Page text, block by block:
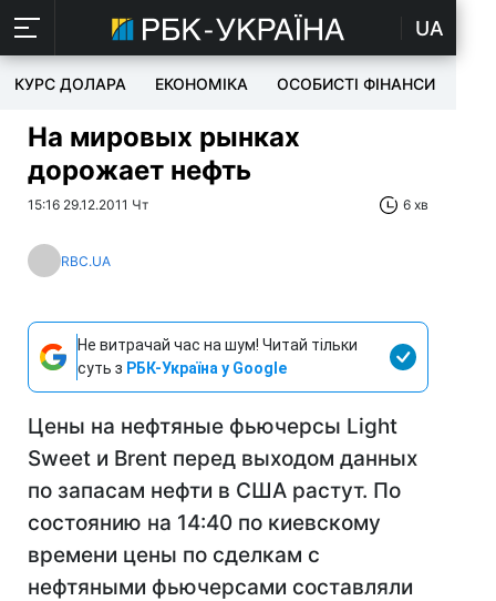
UA
КУРС ДОЛАРА ЕКОНОМІКА ОСОБИСТІ ФІНАНСИ
На мировых рынках
дорожает нефть
15:16 29.12.2011 Чт 6 хв
RBC.UA
Не витрачай час на шум! Читай тільки
суть з РБК-Україна у Google
Цены на нефтяные фьючерсы Light
Sweet и Brent перед выходом данных
по запасам нефти в США растут. По
состоянию на 14:40 по киевскому
времени цены по сделкам с
нефтяными фьючерсами составляли